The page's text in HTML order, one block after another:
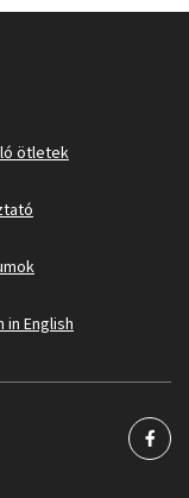
ötletek
in English